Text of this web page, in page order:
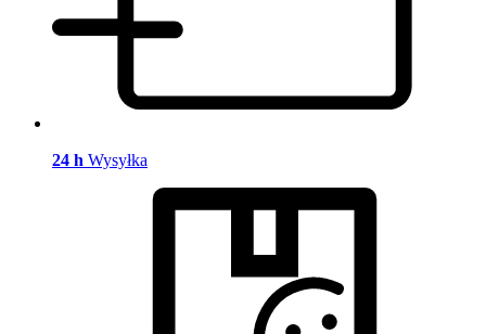
24 h Wysyłka